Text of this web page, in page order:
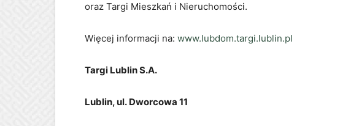
oraz Targi Mieszkań i Nieruchomości.
Więcej informacji na: www.lubdom.targi.lublin.pl
Targi Lublin S.A.
Lublin, ul. Dworcowa 11